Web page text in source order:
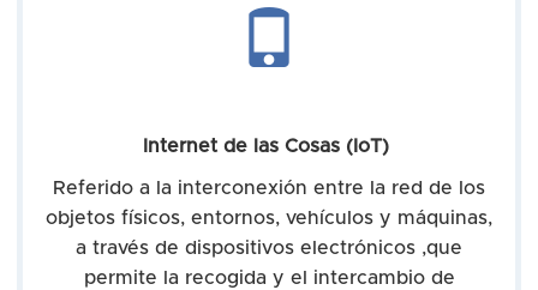
Internet de las Cosas (IoT)
Referido a la interconexión entre la red de los
objetos físicos, entornos, vehículos y máquinas,
a través de dispositivos electrónicos ,que
permite la recogida y el intercambio de